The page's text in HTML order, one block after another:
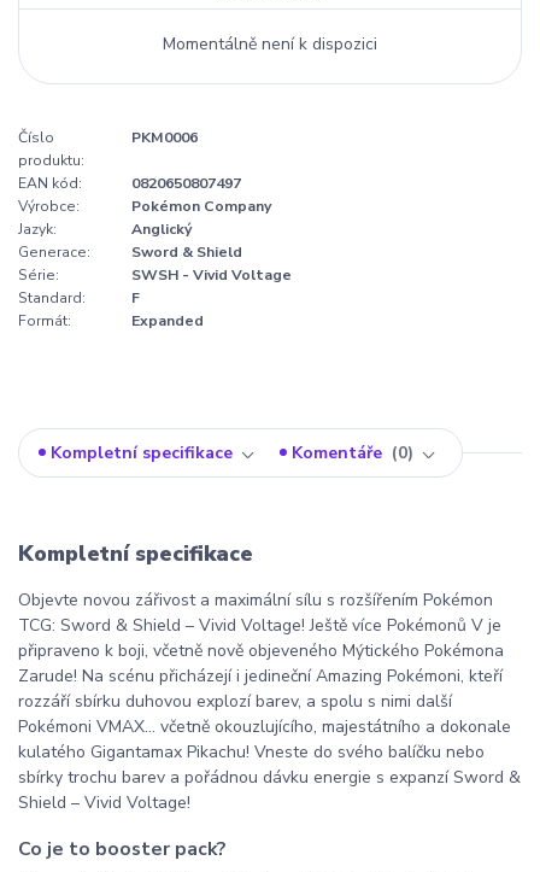
Momentálně není k dispozici
Číslo
produktu:
PKM0006
EAN kód:
0820650807497
Výrobce:
Pokémon Company
Jazyk:
Anglický
Generace:
Sword & Shield
Série:
SWSH - Vivid Voltage
Standard:
F
Formát:
Expanded
Kompletní specifikace Komentáře 0
Kompletní specifikace
Objevte novou zářivost a maximální sílu s rozšířením Pokémon
TCG: Sword & Shield – Vivid Voltage! Ještě více Pokémonů V je
připraveno k boji, včetně nově objeveného Mýtického Pokémona
Zarude! Na scénu přicházejí i jedineční Amazing Pokémoni, kteří
rozzáří sbírku duhovou explozí barev, a spolu s nimi další
Pokémoni VMAX… včetně okouzlujícího, majestátního a dokonale
kulatého Gigantamax Pikachu! Vneste do svého balíčku nebo
sbírky trochu barev a pořádnou dávku energie s expanzí Sword &
Shield – Vivid Voltage!
Co je to booster pack?